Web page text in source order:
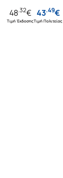
48.32€
Τιμή Έκδοσης
43.49€
Τιμή Πολιτείας